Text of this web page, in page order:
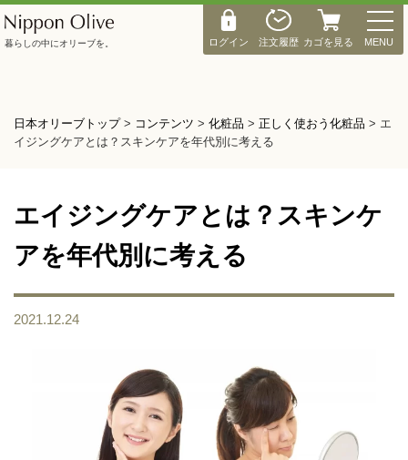
ログイン 注文履歴 カゴを見る
M
E
N
MENU
暮らしの中にオリーブを。
日本オリーブトップ> コンテンツ > 化粧品 > 正しく使おう化粧品 > エ
イジングケアとは？スキンケアを年代別に考える
エイジングケアとは？スキンケ
アを年代別に考える
2021.12.24